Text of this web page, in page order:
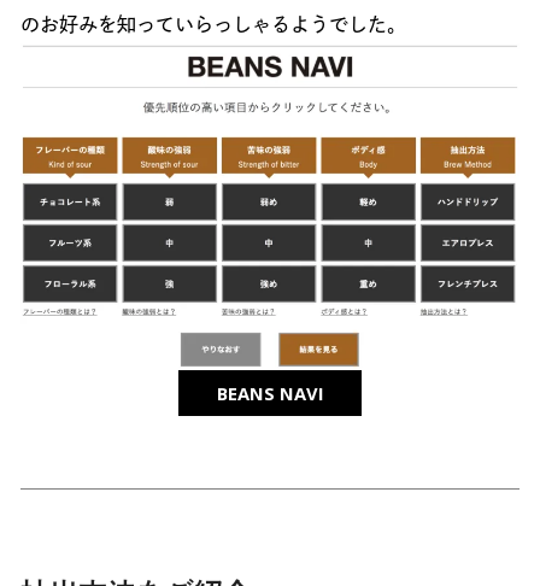
のお好みを知っていらっしゃるようでした。
BEANS NAVI